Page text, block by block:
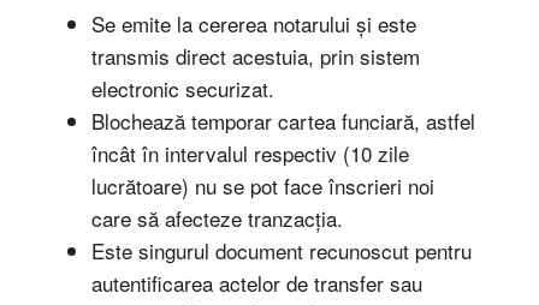
Se emite la cererea notarului și este
transmis direct acestuia, prin sistem
electronic securizat.
Blochează temporar cartea funciară, astfel
încât în intervalul respectiv (10 zile
lucrătoare) nu se pot face înscrieri noi
care să afecteze tranzacția.
Este singurul document recunoscut pentru
autentificarea actelor de transfer sau